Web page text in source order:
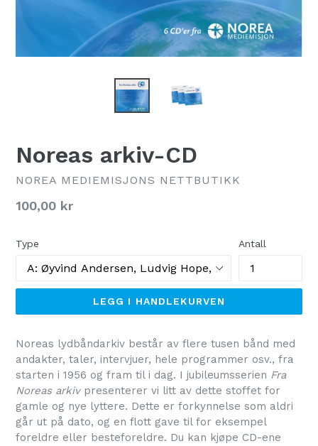
Noreas arkiv-CD
NOREA MEDIEMISJONS NETTBUTIKK
Normal
100,00 kr
Type Antall
LEGG I HANDLEKURVEN
Noreas lydbåndarkiv består av flere tusen bånd med
andakter, taler, intervjuer, hele programmer osv., fra
starten i 1956 og fram til i dag. I jubileumsserien Fra
Noreas arkiv presenterer vi litt av dette stoffet for
gamle og nye lyttere. Dette er forkynnelse som aldri
går ut på dato, og en flott gave til for eksempel
foreldre eller besteforeldre. Du kan kjøpe CD-ene